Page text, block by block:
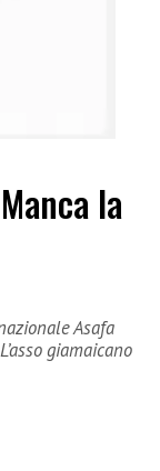
la
Asafa
giamaicano